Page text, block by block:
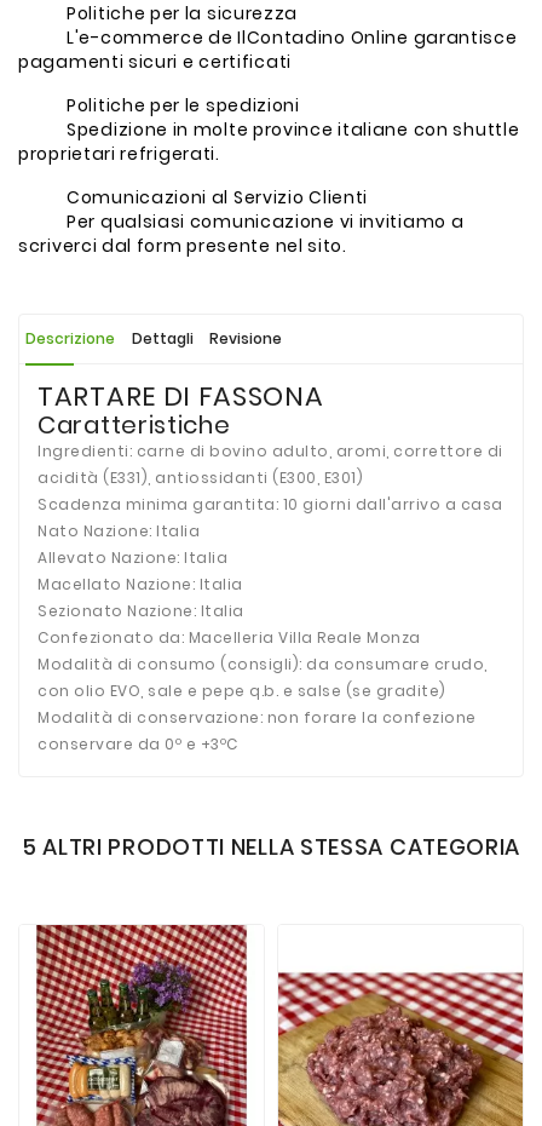
Politiche per la sicurezza
L'e-commerce de IlContadino Online garantisce
pagamenti sicuri e certificati
Politiche per le spedizioni
Spedizione in molte province italiane con shuttle
proprietari refrigerati.
Comunicazioni al Servizio Clienti
Per qualsiasi comunicazione vi invitiamo a
scriverci dal form presente nel sito.
Descrizione Dettagli Revisione
TARTARE DI FASSONA
Caratteristiche
Ingredienti: carne di bovino adulto, aromi, correttore di
acidità (E331), antiossidanti (E300, E301)
Scadenza minima garantita: 10 giorni dall'arrivo a casa
Nato Nazione: Italia
Allevato Nazione: Italia
Macellato Nazione: Italia
Sezionato Nazione: Italia
Confezionato da: Macelleria Villa Reale Monza
Modalità di consumo (consigli): da consumare crudo,
con olio EVO, sale e pepe q.b. e salse (se gradite)
Modalità di conservazione: non forare la confezione
conservare da 0º e +3ºC
5 ALTRI PRODOTTI NELLA STESSA CATEGORIA